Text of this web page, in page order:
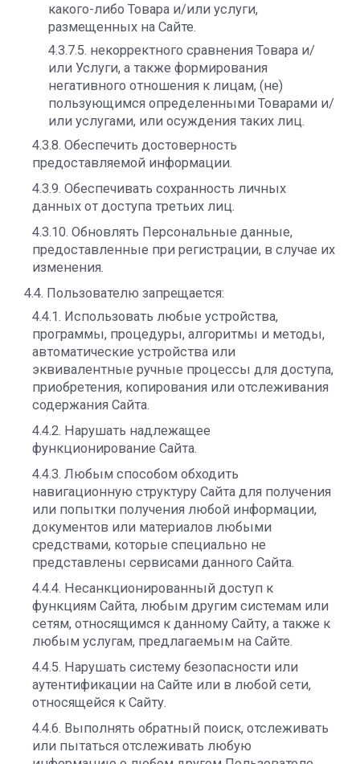
какого-либо Товара и/или услуги,
размещенных на Сайте.
4.3.7.5. некорректного сравнения Товара и/
или Услуги, а также формирования
негативного отношения к лицам, (не)
пользующимся определенными Товарами и/
или услугами, или осуждения таких лиц.
4.3.8. Обеспечить достоверность
предоставляемой информации.
4.3.9. Обеспечивать сохранность личных
данных от доступа третьих лиц.
4.3.10. Обновлять Персональные данные,
предоставленные при регистрации, в случае их
изменения.
4.4. Пользователю запрещается:
4.4.1. Использовать любые устройства,
программы, процедуры, алгоритмы и методы,
автоматические устройства или
эквивалентные ручные процессы для доступа,
приобретения, копирования или отслеживания
содержания Сайта.
4.4.2. Нарушать надлежащее
функционирование Сайта.
4.4.3. Любым способом обходить
навигационную структуру Сайта для получения
или попытки получения любой информации,
документов или материалов любыми
средствами, которые специально не
представлены сервисами данного Сайта.
4.4.4. Несанкционированный доступ к
функциям Сайта, любым другим системам или
сетям, относящимся к данному Сайту, а также к
любым услугам, предлагаемым на Сайте.
4.4.5. Нарушать систему безопасности или
аутентификации на Сайте или в любой сети,
относящейся к Сайту.
4.4.6. Выполнять обратный поиск, отслеживать
или пытаться отслеживать любую